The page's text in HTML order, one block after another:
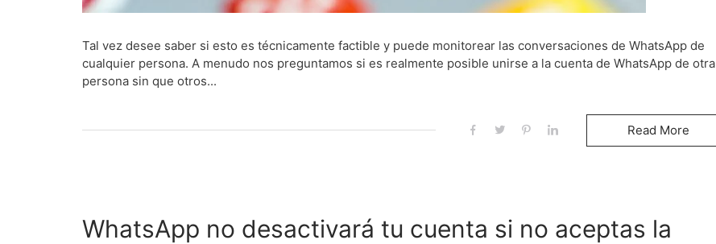
Tal vez desee saber si esto es técnicamente factible y puede monitorear las conversaciones de WhatsApp de
cualquier persona. A menudo nos preguntamos si es realmente posible unirse a la cuenta de WhatsApp de otra
persona sin que otros...
Read More
WhatsApp no desactivará tu cuenta si no aceptas la